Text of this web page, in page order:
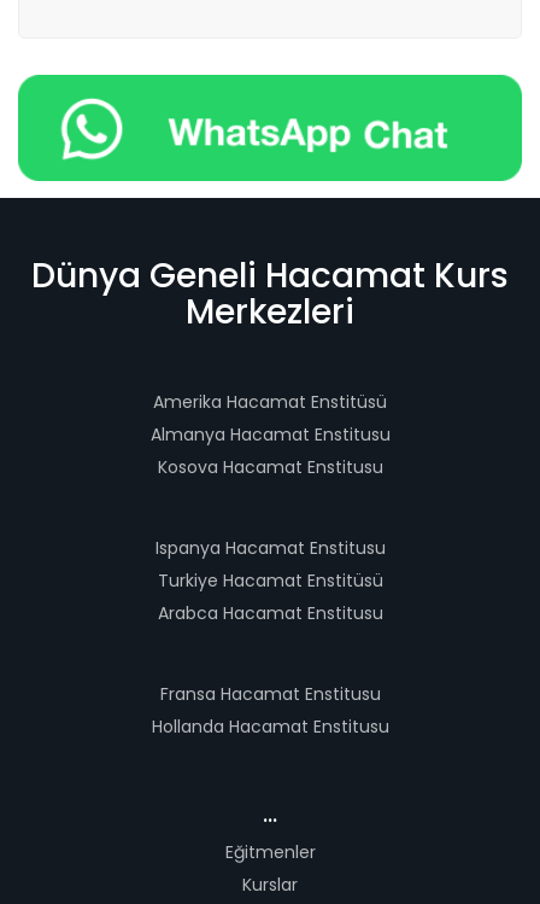
Dünya Geneli Hacamat Kurs
Merkezleri
Amerika Hacamat Enstitüsü
Almanya Hacamat Enstitusu
Kosova Hacamat Enstitusu
Ispanya Hacamat Enstitusu
Turkiye Hacamat Enstitüsü
Arabca Hacamat Enstitusu
Fransa Hacamat Enstitusu
Hollanda Hacamat Enstitusu
...
Eğitmenler
Kurslar